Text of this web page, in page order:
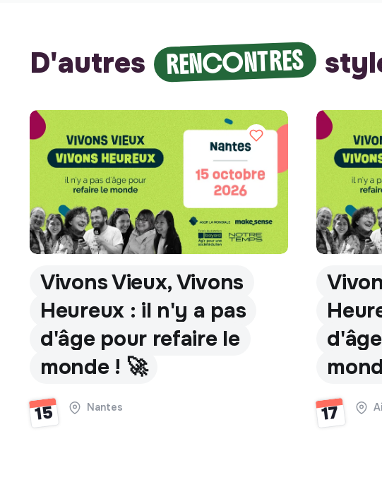
D'autres RENCONTRES
Vivons Vieux, Vivons
Heureux : il n'y a pas
d'âge pour refaire le
monde ! 🚀
15 Nantes 17